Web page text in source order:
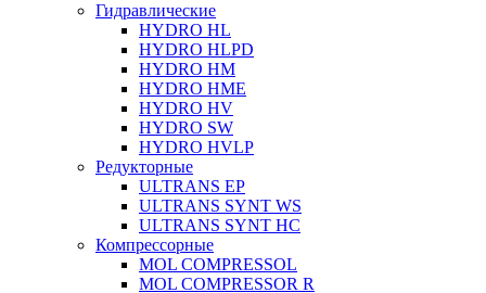
Гидравлические
HYDRO HL
HYDRO HLPD
HYDRO HM
HYDRO HME
HYDRO HV
HYDRO SW
HYDRO HVLP
Редукторные
ULTRANS EP
ULTRANS SYNT WS
ULTRANS SYNT HC
Компрессорные
MOL COMPRESSOL
MOL COMPRESSOR R